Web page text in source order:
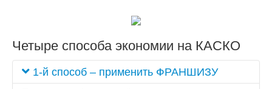
Четыре способа экономии на КАСКО
1-й способ – применить ФРАНШИЗУ